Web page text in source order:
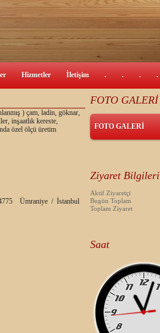
Hizmetler İletişim . . . .
) çam, ladin, göknar,
inşaatlık kereste,
özel ölçü üretim
Ümraniye / İstanbul
FOTO GALERİ
FOTO GALERİ
Ziyaret Bilgileri
Aktif Ziyaretçi
Bugün Toplam
Toplam Ziyaret
Saat